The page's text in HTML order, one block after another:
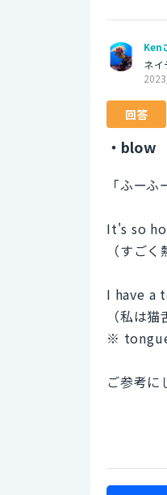
Ken
ネイ
回答
・blow
「ふー
It's so
（すご
I have a
（私は
※
ご参考に